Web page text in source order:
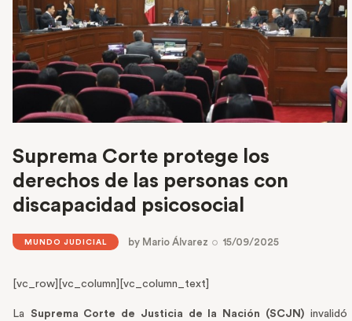
Suprema Corte protege los
derechos de las personas con
discapacidad psicosocial
MUNDO JUDICIAL by Mario Álvarez 15/09/2025
[vc_row][vc_column][vc_column_text]
La Suprema Corte de Justicia de la Nación (SCJN)invalidó